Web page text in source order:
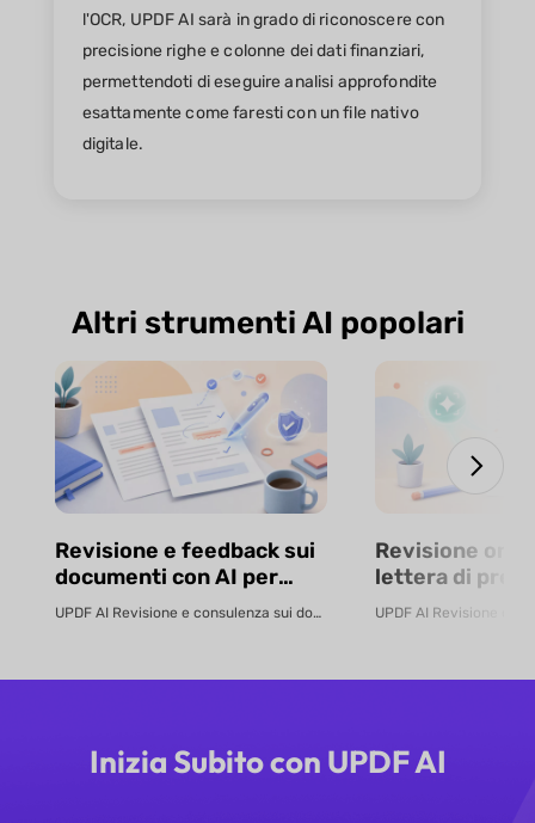
l'OCR, UPDF AI sarà in grado di riconoscere con
precisione righe e colonne dei dati finanziari,
permettendoti di eseguire analisi approfondite
esattamente come faresti con un file nativo
digitale.
Altri strumenti AI popolari
Revisione e feedback sui
documenti con AI per
contratti, relazioni e altroUPDF AI Revisione e consulenza sui documenti basate sull’AI Non solo ana...
Revisione
lettera di
con AI –
Inizia Subito con UPDF AI